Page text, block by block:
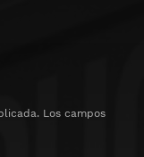
Los campos